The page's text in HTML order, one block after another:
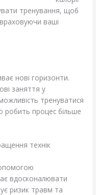
тренування, щоб
ваші
нові горизонти.
заняття у
тренуватися
робить процес більше
технік
вдосконалювати
ризик травм та